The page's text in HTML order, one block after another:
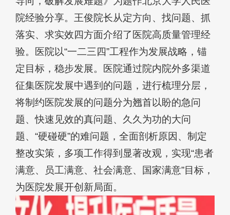
院经验分享。王俊院长从定方向、找问题、抓
落实、求实效四方面介绍了医院高质量管理经
验。医院以“一二三四”工程作为发展战略，锚
定目标，稳步发展。医院通过院内院外多渠道
征集医院发展中遇到的问题，进行梳理分层，
将制约医院发展的问题分为翘首以盼的急问
题、快速见效的真问题、久久为功的大问
题、“硬碰硬”的难问题，全面剖析原因、制定
整改实策，多项工作得到显著改观，实现“患者
满意、员工满意、社会满意、国家满意”目标，
为医院发展开创新局面。